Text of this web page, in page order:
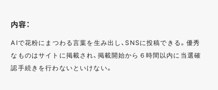
内容：
AIで花粉にまつわる言葉を生み出し、SNSに投稿できる。優秀
なものはサイトに掲載され、掲載開始から６時間以内に当選確
認手続きを行わないといけない。